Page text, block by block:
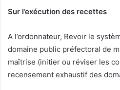
Sur l’exécution des recettes
A l’ordonnateur, Revoir le
domaine public préfectoral de
maîtrise (initier ou réviser les
recensement exhaustif des